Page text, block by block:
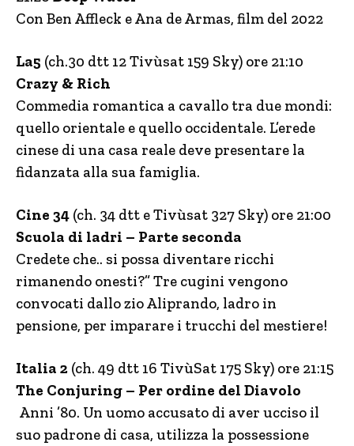
Con Ben Affleck e Ana de Armas, film del 2022
La5 (ch.30 dtt 12 Tivùsat 159 Sky) ore 21:10
Crazy & Rich
Commedia romantica a cavallo tra due mondi:
quello orientale e quello occidentale. L’erede
cinese di una casa reale deve presentare la
fidanzata alla sua famiglia.
Cine 34 (ch. 34 dtt e Tivùsat 327 Sky) ore 21:00
Scuola di ladri – Parte seconda
Credete che.. si possa diventare ricchi
rimanendo onesti?” Tre cugini vengono
convocati dallo zio Aliprando, ladro in
pensione, per imparare i trucchi del mestiere!
Italia 2 (ch. 49 dtt 16 TivùSat 175 Sky) ore 21:15
The Conjuring – Per ordine del Diavolo
Anni ’80. Un uomo accusato di aver ucciso il
suo padrone di casa, utilizza la possessione